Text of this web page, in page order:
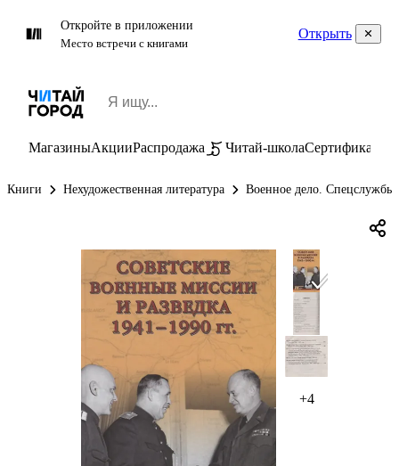
Откройте в приложении
Место встречи с книгами
Открыть
МагазиныАкцииРаспродажа Читай-школаСертификаты
Книги Нехудожественная литература Военное дело. Спецслужбы
+4